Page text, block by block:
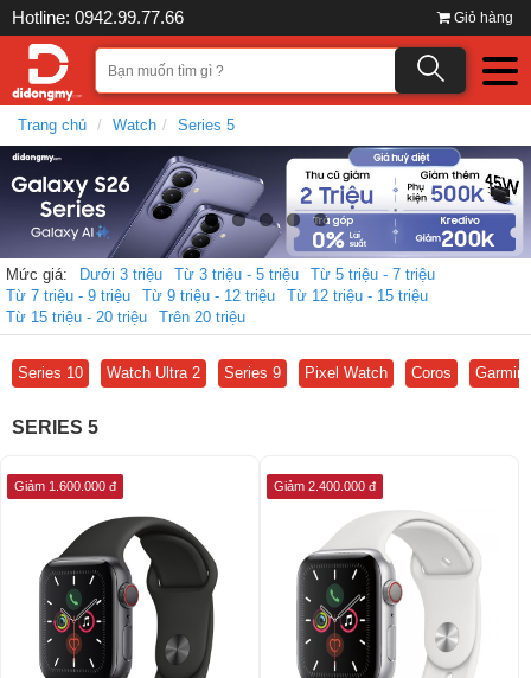
Hotline: 0942.99.77.66 Giỏ hàng
Trang chủ Watch Series 5
Mức giá: Dưới 3 triệu Từ 3 triệu - 5 triệu
Từ 5 triệu - 7 triệu
Từ 7 triệu - 9 triệu
Từ 9 triệu - 12 triệu
Từ 12 triệu - 15 triệu
Từ 15 triệu - 20 triệu
Trên 20 triệu
Series 10 Watch Ultra 2 Series 9 Pixel Watch Coros Garmin
SERIES 5
Giảm 1.600.000 đ Giảm 2.400.000 đ